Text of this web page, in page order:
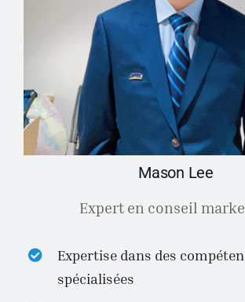
Mason Lee
Expert en conseil
Expertise dans des
spécialisées